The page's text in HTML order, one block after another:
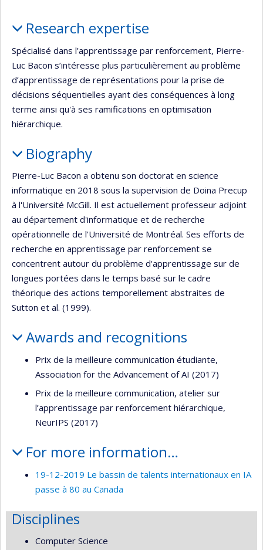
Research expertise
Spécialisé dans l’apprentissage par renforcement, Pierre-
Luc Bacon s’intéresse plus particulièrement au problème
d’apprentissage de représentations pour la prise de
décisions séquentielles ayant des conséquences à long
terme ainsi qu'à ses ramifications en optimisation
hiérarchique.
Biography
Pierre-Luc Bacon a obtenu son doctorat en science
informatique en 2018 sous la supervision de Doina Precup
à l'Université McGill. Il est actuellement professeur adjoint
au département d'informatique et de recherche
opérationnelle​ de l'Université de Montréal. Ses efforts de
recherche en apprentissage par renforcement se
concentrent autour du problème d'apprentissage sur de
longues portées dans le temps basé sur le cadre
théorique des actions temporellement abstraites de
Sutton et al. (1999).
Awards and recognitions
Prix de la meilleure communication étudiante,
Association for the Advancement of AI (2017)
Prix de la meilleure communication, atelier sur
l’apprentissage par renforcement hiérarchique,
NeurIPS (2017)
For more information…
19-12-2019 Le bassin de talents internationaux en IA
passe à 80 au Canada
Disciplines
Computer Science